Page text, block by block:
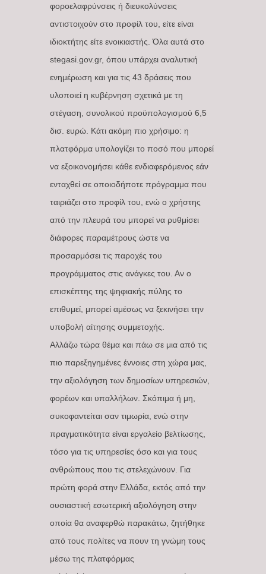
φοροελαφρύνσεις ή διευκολύνσεις
αντιστοιχούν στο προφίλ του, είτε είναι
ιδιοκτήτης είτε ενοικιαστής. Όλα αυτά στο
stegasi.gov.gr, όπου υπάρχει αναλυτική
ενημέρωση και για τις 43 δράσεις που
υλοποιεί η κυβέρνηση σχετικά με τη
στέγαση, συνολικού προϋπολογισμού 6,5
δισ. ευρώ. Κάτι ακόμη πιο χρήσιμο: η
πλατφόρμα υπολογίζει το ποσό που μπορεί
να εξοικονομήσει κάθε ενδιαφερόμενος εάν
ενταχθεί σε οποιοδήποτε πρόγραμμα που
ταιριάζει στο προφίλ του, ενώ ο χρήστης
από την πλευρά του μπορεί να ρυθμίσει
διάφορες παραμέτρους ώστε να
προσαρμόσει τις παροχές του
προγράμματος στις ανάγκες του. Αν ο
επισκέπτης της ψηφιακής πύλης το
επιθυμεί, μπορεί αμέσως να ξεκινήσει την
υποβολή αίτησης συμμετοχής.
Αλλάζω τώρα θέμα και πάω σε μια από τις
πιο παρεξηγημένες έννοιες στη χώρα μας,
την αξιολόγηση των δημοσίων υπηρεσιών,
φορέων και υπαλλήλων. Σκόπιμα ή μη,
συκοφαντείται σαν τιμωρία, ενώ στην
πραγματικότητα είναι εργαλείο βελτίωσης,
τόσο για τις υπηρεσίες όσο και για τους
ανθρώπους που τις στελεχώνουν. Για
πρώτη φορά στην Ελλάδα, εκτός από την
ουσιαστική εσωτερική αξιολόγηση στην
οποία θα αναφερθώ παρακάτω, ζητήθηκε
από τους πολίτες να πουν τη γνώμη τους
μέσω της πλατφόρμας